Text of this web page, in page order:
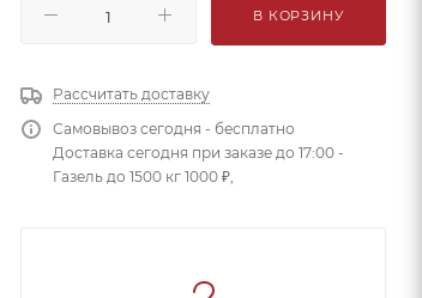
В КОРЗИНУ
Рассчитать доставку
Самовывоз сегодня - бесплатно
Доставка сегодня при заказе до 17:00 -
Газель до 1500 кг 1000 ₽,